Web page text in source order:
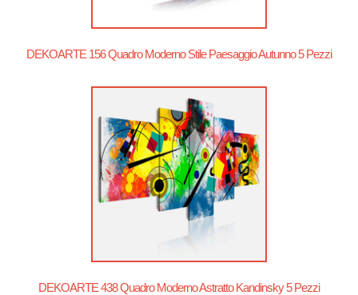
DEKOARTE 156 Quadro Moderno Stile Paesaggio Autunno 5 Pezzi
DEKOARTE 438 Quadro Moderno Astratto Kandinsky 5 Pezzi